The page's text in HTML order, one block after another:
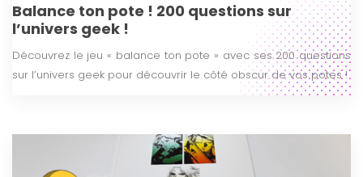
Balance ton pote ! 200 questions sur
l’univers geek !
Découvrez le jeu « balance ton pote » avec ses 200 questions
sur l’univers geek pour découvrir le côté obscur de vos potes !